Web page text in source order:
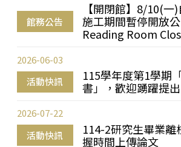
館務公告
【開閉館】8/10(
施工期間暫停開放
Reading Room
活動快訊
115學年度第1學期
書」，歡迎踴躍提
2026-06-03
活動快訊
114-2研究生畢業離
握時間上傳論文
2026-07-22